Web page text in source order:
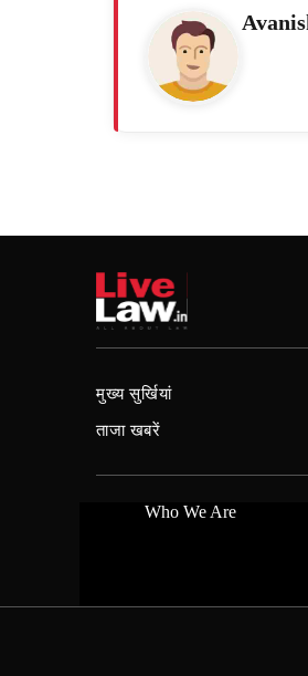
मुख्य सुर्खियां
ताजा खबरें
Who We Are